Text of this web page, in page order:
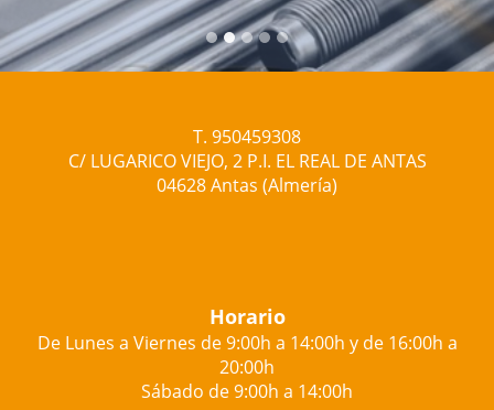
T. 950459308
C/ LUGARICO VIEJO, 2 P.I. EL REAL DE ANTAS
04628 Antas (Almería)
Horario
De Lunes a Viernes de 9:00h a 14:00h y de 16:00h a
20:00h
Sábado de 9:00h a 14:00h